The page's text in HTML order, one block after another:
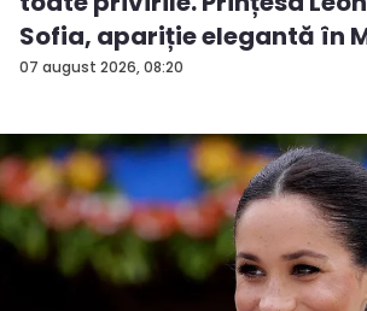
07 august 2026, 08:20
Sofia, apariție elegantă în